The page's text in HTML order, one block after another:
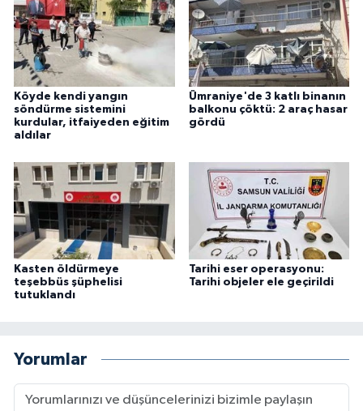
Köyde kendi yangın
söndürme sistemini
kurdular, itfaiyeden eğitim
aldılar
Ümraniye'de 3 katlı binanın
balkonu çöktü: 2 araç hasar
gördü
Kasten öldürmeye
teşebbüs şüphelisi
tutuklandı
Tarihi eser operasyonu:
Tarihi objeler ele geçirildi
Yorumlar